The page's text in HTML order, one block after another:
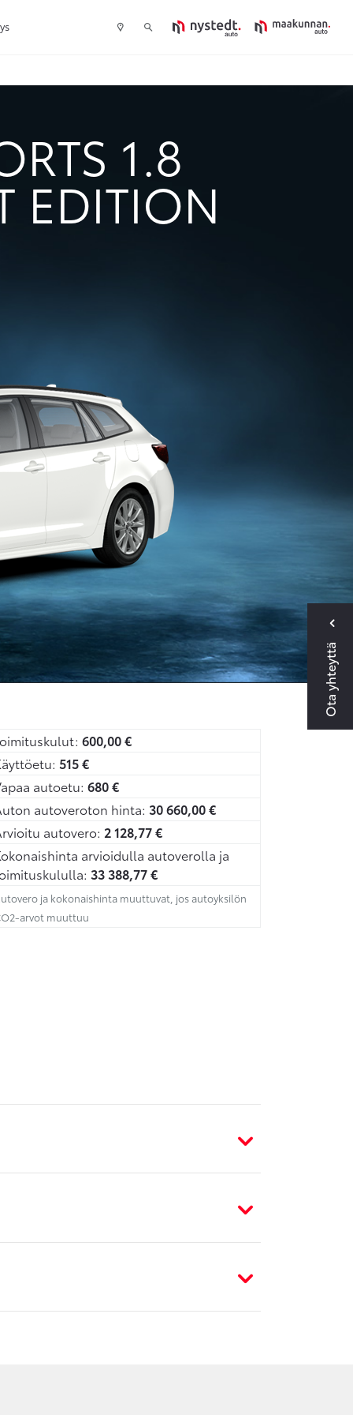
Ota yhteyttä
1.8
EDITION
600,00€
515€
autoetu: 680€
autoveroton hinta: 30 660,00€
autovero: 2 128,77€
arvioidulla autoverolla ja
33 388,77€
ja kokonaishinta muuttuvat, jos autoyksilön
arvot muuttuu